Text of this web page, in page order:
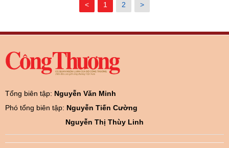
< 1 2 >
Tổng biên tập: Nguyễn Văn Minh
Phó tổng biên tập: Nguyễn Tiến Cường
Nguyễn Thị Thùy Linh